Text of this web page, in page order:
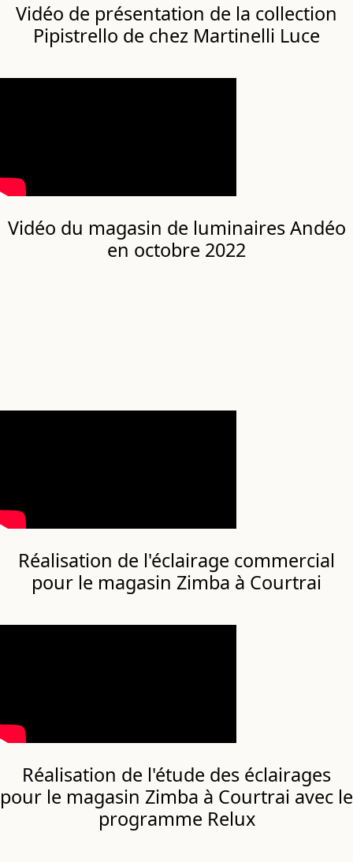
Vidéo de présentation de la collection
Pipistrello de chez Martinelli Luce
Vidéo du magasin de luminaires Andéo
en octobre 2022
Réalisation de l'éclairage commercial
pour le magasin Zimba à Courtrai
Réalisation de l'étude des éclairages
pour le magasin Zimba à Courtrai avec le
programme Relux